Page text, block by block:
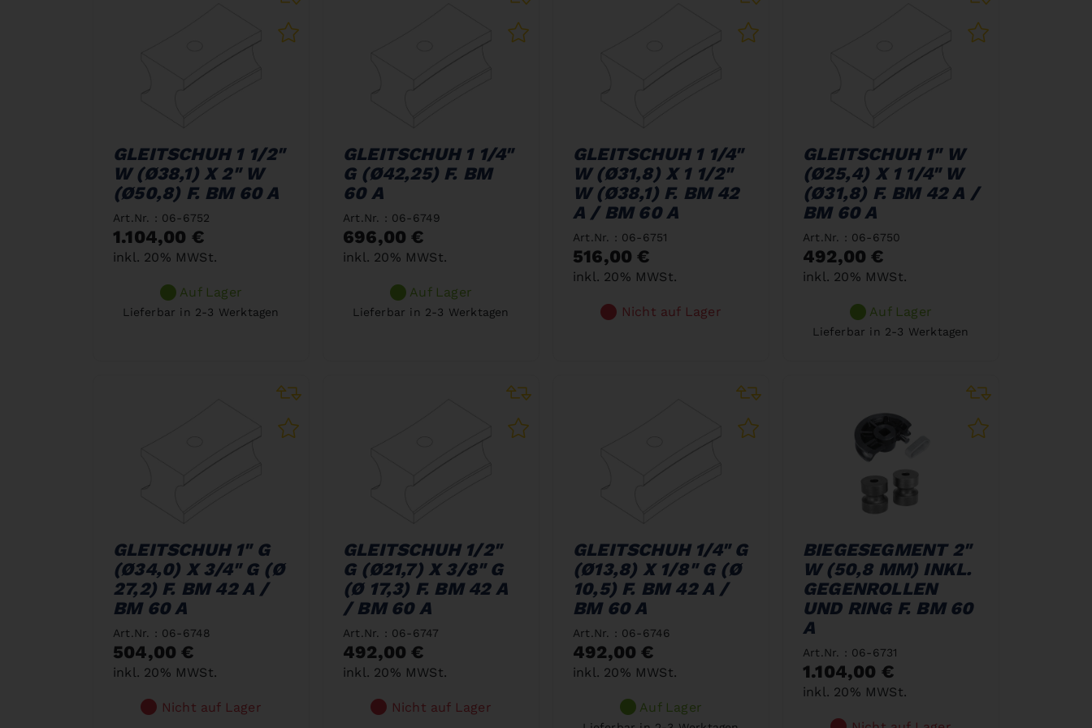
GLEITSCHUH 1 1/2"
W (Ø38,1) X 2" W
(Ø50,8) F. BM 60 A
Art.Nr. : 06-6752
1.104,00 €
inkl. 20% MWSt.
Auf Lager
Lieferbar in 2-3 Werktagen
GLEITSCHUH 1 1/4"
G (Ø42,25) F. BM
60 A
Art.Nr. : 06-6749
696,00 €
inkl. 20% MWSt.
Auf Lager
Lieferbar in 2-3 Werktagen
GLEITSCHUH 1 1/4"
W (Ø31,8) X 1 1/2"
W (Ø38,1) F. BM 42
A / BM 60 A
Art.Nr. : 06-6751
516,00 €
inkl. 20% MWSt.
Nicht auf Lager
GLEITSCHUH 1" W
(Ø25,4) X 1 1/4" W
(Ø31,8) F. BM 42 A /
BM 60 A
Art.Nr. : 06-6750
492,00 €
inkl. 20% MWSt.
Auf Lager
Lieferbar in 2-3 Werktagen
GLEITSCHUH 1" G
(Ø34,0) X 3/4" G (Ø
27,2) F. BM 42 A /
BM 60 A
Art.Nr. : 06-6748
504,00 €
inkl. 20% MWSt.
Nicht auf Lager
GLEITSCHUH 1/2"
G (Ø21,7) X 3/8" G
(Ø 17,3) F. BM 42 A
/ BM 60 A
Art.Nr. : 06-6747
492,00 €
inkl. 20% MWSt.
Nicht auf Lager
GLEITSCHUH 1/4" G
(Ø13,8) X 1/8" G (Ø
10,5) F. BM 42 A /
BM 60 A
Art.Nr. : 06-6746
492,00 €
inkl. 20% MWSt.
Auf Lager
BIEGESEGMENT 2"
W (50,8 MM) INKL.
GEGENROLLEN
UND RING F. BM 60
A
Art.Nr. : 06-6731
1.104,00 €
inkl. 20% MWSt.